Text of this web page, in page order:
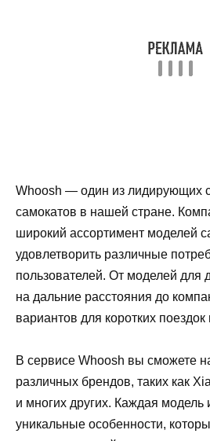
Whoosh — один из лидирующих
самокатов в нашей стране.
широкий ассортимент моделей
удовлетворить различные
пользователей. От моделей для
на дальние расстояния до
вариантов для коротких поездок
В сервисе Whoosh вы сможете
различных брендов, таких как
и многих других. Каждая модель
уникальные особенности,